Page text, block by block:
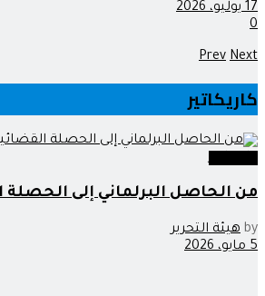
17 يوليو، 2026
0
Prev Next
كاريكاتير
من الحاصل البرلماني إلى الحصلة
by هيئة التحرير
5 مايو، 2026